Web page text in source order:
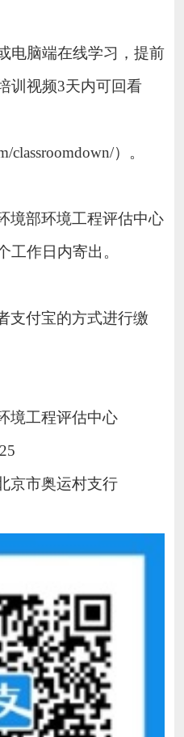
电脑端在线学习，提前
训视频3天内可回看
classroomdown/）。
境部环境工程评估中心
工作日内寄出。
支付宝的方式进行缴
境工程评估中心
京市奥运村支行